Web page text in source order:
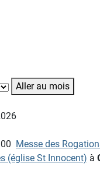
Aller au mois
Messe des
(église St Innocent) à